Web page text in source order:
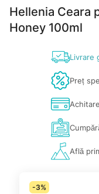
Hellenia Ceara
Honey 100ml
Livrare
Preț
Află
-3%